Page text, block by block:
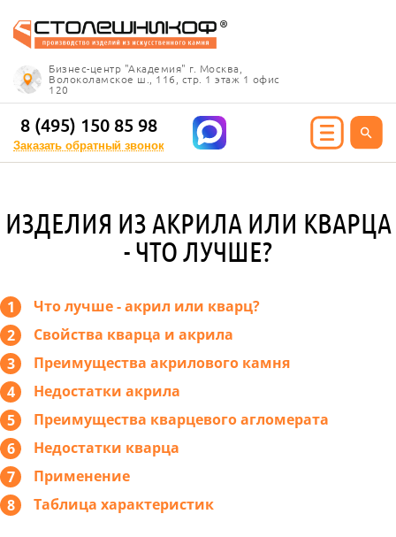
Бизнес-центр "Академия" г. Москва,
Волоколамское ш., 116, стр. 1 этаж 1 офис
120
8 (495) 150 85 98
Заказать обратный звонок
Info@stoleshnikof.ru
8 (495) 150 85 98
Заказать обратный
столешницы
под дерево
под мрамор
раковины
из камня
ресепшн
из камня
ИЗДЕЛИЯ ИЗ АКРИЛА ИЛИ КВАРЦА
- ЧТО ЛУЧШЕ?
Что лучше - акрил или кварц?
Свойства кварца и акрила
Преимущества акрилового камня
Недостатки акрила
Преимущества кварцевого агломерата
Недостатки кварца
Применение
Таблица характеристик